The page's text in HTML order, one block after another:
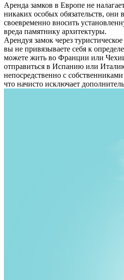
Аренда замков в Европе не
никаких особых обязательств,
своевременно вносить
вреда памятнику архитектуры.
Арендуя замок через
вы не привязываете себя к
можете жить во Франции или
отправиться в Испанию или
непосредственно с
что начисто исключает